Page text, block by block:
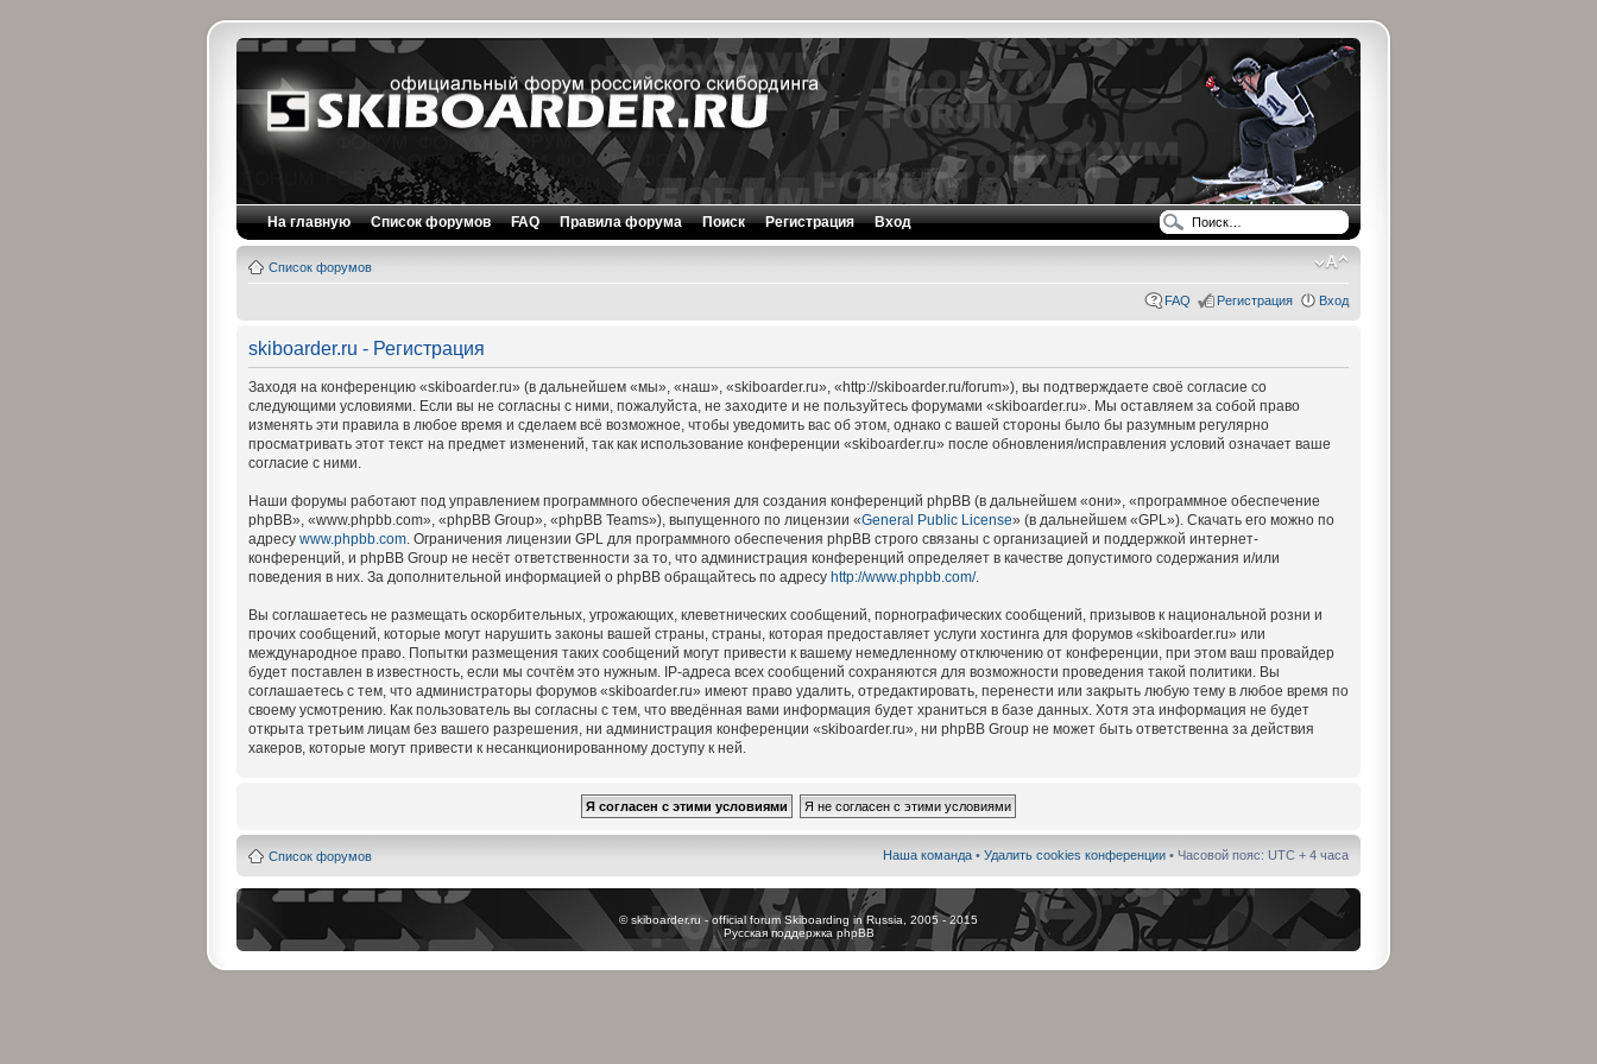
На главную Список форумов FAQ Правила форума Поиск Регистрация Вход
Список форумов
FAQ Регистрация Вход
skiboarder.ru - Регистрация
Заходя на конференцию «skiboarder.ru» (в дальнейшем «мы», «наш», «skiboarder.ru», «http://skiboarder.ru/forum»), вы подтверждаете своё согласие со
следующими условиями. Если вы не согласны с ними, пожалуйста, не заходите и не пользуйтесь форумами «skiboarder.ru». Мы оставляем за собой право
изменять эти правила в любое время и сделаем всё возможное, чтобы уведомить вас об этом, однако с вашей стороны было бы разумным регулярно
просматривать этот текст на предмет изменений, так как использование конференции «skiboarder.ru» после обновления/исправления условий означает ваше
согласие с ними.
Наши форумы работают под управлением программного обеспечения для создания конференций phpBB (в дальнейшем «они», «программное обеспечение
phpBB», «www.phpbb.com», «phpBB Group», «phpBB Teams»), выпущенного по лицензии «General Public License» (в дальнейшем «GPL»). Скачать его можно по
адресу www.phpbb.com. Ограничения лицензии GPL для программного обеспечения phpBB строго связаны с организацией и поддержкой интернет-
конференций, и phpBB Group не несёт ответственности за то, что администрация конференций определяет в качестве допустимого содержания и/или
поведения в них. За дополнительной информацией о phpBB обращайтесь по адресу http://www.phpbb.com/.
Вы соглашаетесь не размещать оскорбительных, угрожающих, клеветнических сообщений, порнографических сообщений, призывов к национальной розни и
прочих сообщений, которые могут нарушить законы вашей страны, страны, которая предоставляет услуги хостинга для форумов «skiboarder.ru» или
международное право. Попытки размещения таких сообщений могут привести к вашему немедленному отключению от конференции, при этом ваш провайдер
будет поставлен в известность, если мы сочтём это нужным. IP-адреса всех сообщений сохраняются для возможности проведения такой политики. Вы
соглашаетесь с тем, что администраторы форумов «skiboarder.ru» имеют право удалить, отредактировать, перенести или закрыть любую тему в любое время по
своему усмотрению. Как пользователь вы согласны с тем, что введённая вами информация будет храниться в базе данных. Хотя эта информация не будет
открыта третьим лицам без вашего разрешения, ни администрация конференции «skiboarder.ru», ни phpBB Group не может быть ответственна за действия
хакеров, которые могут привести к несанкционированному доступу к ней.
Список форумов Наша команда • Удалить cookies конференции • Часовой пояс: UTC + 4 часа
© skiboarder.ru - official forum Skiboarding in Russia, 2005 - 2015
Русская поддержка phpBB